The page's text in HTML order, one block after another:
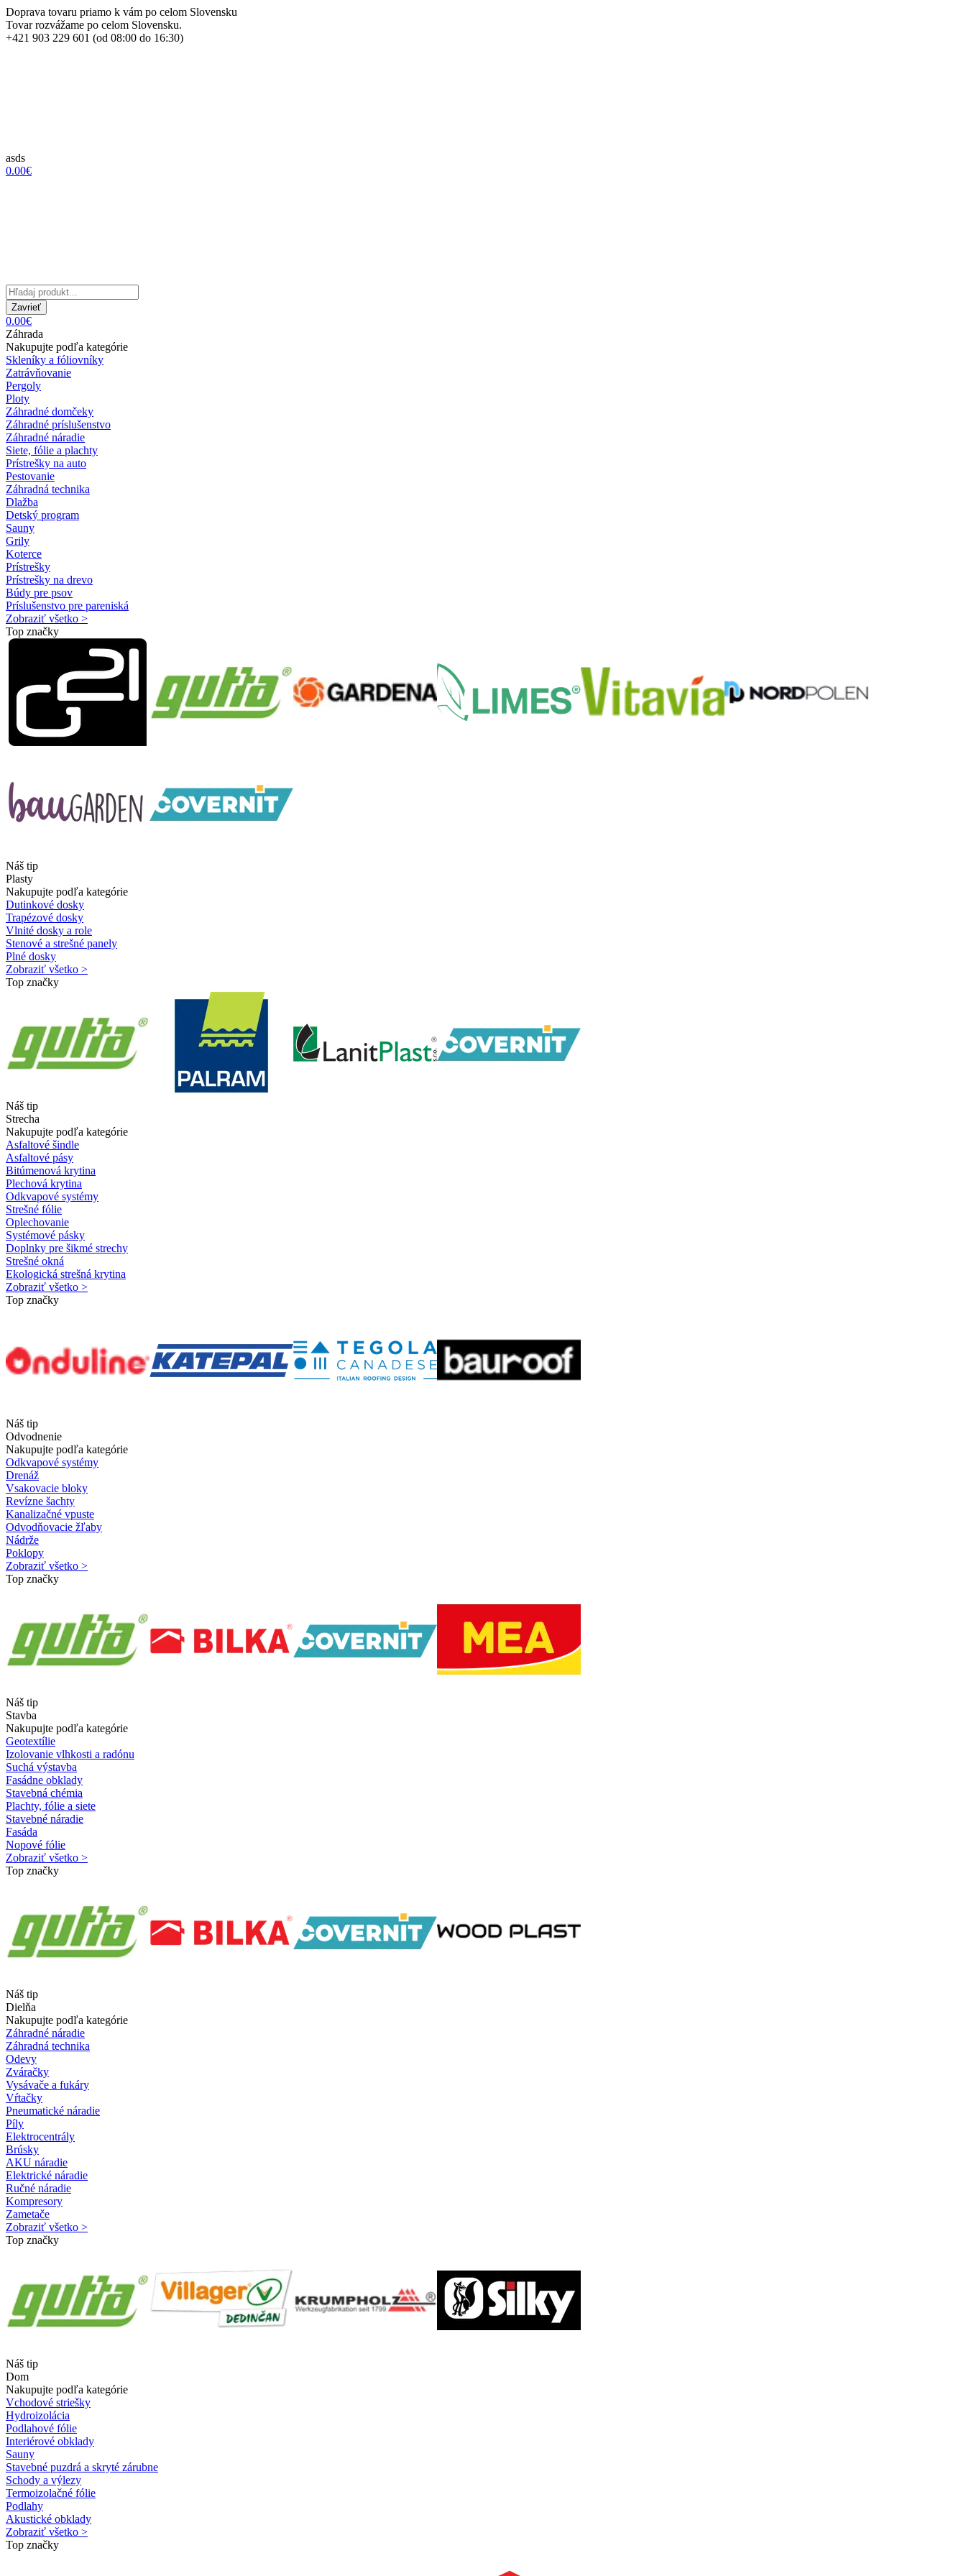
Doprava tovaru priamo k vám po celom Slovensku
Tovar rozvážame po celom Slovensku.
+421 903 229 601 (od 08:00 do 16:30)
asds
0.00€
Zavrieť
0.00€
Záhrada
Nakupujte podľa kategórie
Skleníky a fóliovníky
Zatrávňovanie
Pergoly
Ploty
Záhradné domčeky
Záhradné príslušenstvo
Záhradné náradie
Siete, fólie a plachty
Prístrešky na auto
Pestovanie
Záhradná technika
Dlažba
Detský program
Sauny
Grily
Koterce
Prístrešky
Prístrešky na drevo
Búdy pre psov
Príslušenstvo pre pareniská
Zobraziť všetko >
Top značky
Náš tip
Plasty
Nakupujte podľa kategórie
Dutinkové dosky
Trapézové dosky
Vlnité dosky a role
Stenové a strešné panely
Plné dosky
Zobraziť všetko >
Top značky
Náš tip
Strecha
Nakupujte podľa kategórie
Asfaltové šindle
Asfaltové pásy
Bitúmenová krytina
Plechová krytina
Odkvapové systémy
Strešné fólie
Oplechovanie
Systémové pásky
Doplnky pre šikmé strechy
Strešné okná
Ekologická strešná krytina
Zobraziť všetko >
Top značky
Náš tip
Odvodnenie
Nakupujte podľa kategórie
Odkvapové systémy
Drenáž
Vsakovacie bloky
Revízne šachty
Kanalizačné vpuste
Odvodňovacie žľaby
Nádrže
Poklopy
Zobraziť všetko >
Top značky
Náš tip
Stavba
Nakupujte podľa kategórie
Geotextílie
Izolovanie vlhkosti a radónu
Suchá výstavba
Fasádne obklady
Stavebná chémia
Plachty, fólie a siete
Stavebné náradie
Fasáda
Nopové fólie
Zobraziť všetko >
Top značky
Náš tip
Dielňa
Nakupujte podľa kategórie
Záhradné náradie
Záhradná technika
Odevy
Zváračky
Vysávače a fukáry
Vŕtačky
Pneumatické náradie
Píly
Elektrocentrály
Brúsky
AKU náradie
Elektrické náradie
Ručné náradie
Kompresory
Zametače
Zobraziť všetko >
Top značky
Náš tip
Dom
Nakupujte podľa kategórie
Vchodové striešky
Hydroizolácia
Podlahové fólie
Interiérové obklady
Sauny
Stavebné puzdrá a skryté zárubne
Schody a výlezy
Termoizolačné fólie
Podlahy
Akustické obklady
Zobraziť všetko >
Top značky